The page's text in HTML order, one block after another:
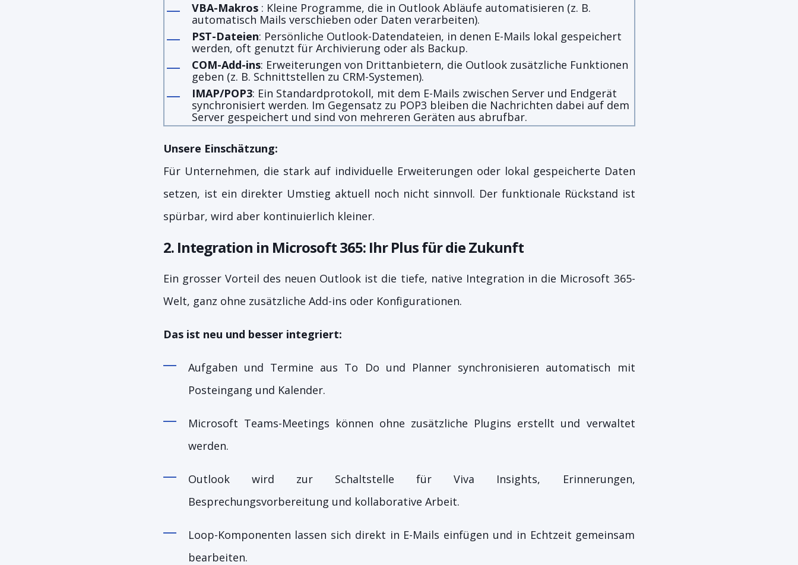
VBA-Makros : Kleine Programme, die in Outlook Abläufe automatisieren (z. B.
automatisch Mails verschieben oder Daten verarbeiten).
PST-Dateien: Persönliche Outlook-Datendateien, in denen E-Mails lokal gespeichert
werden, oft genutzt für Archivierung oder als Backup.
COM-Add-ins: Erweiterungen von Drittanbietern, die Outlook zusätzliche Funktionen
geben (z. B. Schnittstellen zu CRM-Systemen).
IMAP/POP3: Ein Standardprotokoll, mit dem E-Mails zwischen Server und Endgerät
synchronisiert werden. Im Gegensatz zu POP3 bleiben die Nachrichten dabei auf dem
Server gespeichert und sind von mehreren Geräten aus abrufbar.
Unsere Einschätzung:
Für Unternehmen, die stark auf individuelle Erweiterungen oder lokal gespeicherte Daten
setzen, ist ein direkter Umstieg aktuell noch nicht sinnvoll. Der funktionale Rückstand ist
spürbar, wird aber kontinuierlich kleiner.
2. Integration in Microsoft 365: Ihr Plus für die Zukunft
Ein grosser Vorteil des neuen Outlook ist die tiefe, native Integration in die Microsoft 365-
Welt, ganz ohne zusätzliche Add-ins oder Konfigurationen.
Das ist neu und besser integriert:
Aufgaben und Termine aus To Do und Planner synchronisieren automatisch mit
Posteingang und Kalender.
Microsoft Teams-Meetings können ohne zusätzliche Plugins erstellt und verwaltet
werden.
Outlook wird zur Schaltstelle für Viva Insights, Erinnerungen,
Besprechungsvorbereitung und kollaborative Arbeit.
Loop-Komponenten lassen sich direkt in E-Mails einfügen und in Echtzeit gemeinsam
bearbeiten.